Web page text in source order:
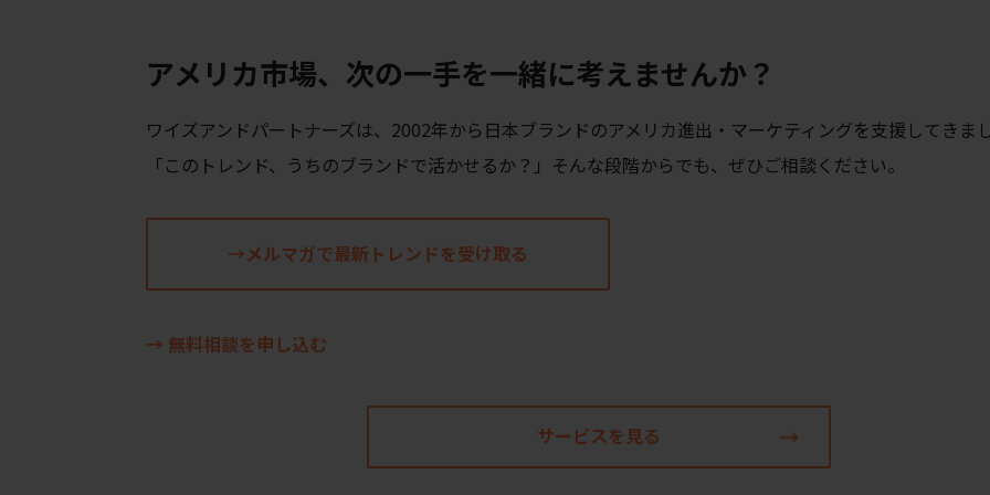
アメリカ市場、次の一手を一緒に考えませんか？
ワイズアンドパートナーズは、2002年から日本ブランドのアメリカ進出・マーケティングを支援してきま
「このトレンド、うちのブランドで活かせるか？」そんな段階からでも、ぜひご相談ください。
→メルマガで最新トレンドを受け取る
→ 無料相談を申し込む
サービスを見る